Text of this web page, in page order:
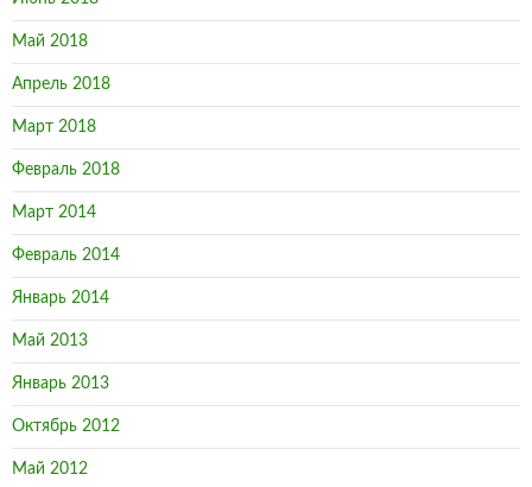
Февраль 2018
Март 2014
Февраль 2014
Январь 2014
Май 2013
Январь 2013
Октябрь 2012
Май 2012
Декабрь 2011
Октябрь 2011
Август 2011